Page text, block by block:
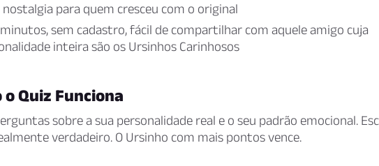
nostalgia para quem cresceu com o original
sem cadastro, fácil de compartilhar com aquele amigo cuja
inteira são os Ursinhos Carinhosos
o Quiz Funciona
sobre a sua personalidade real e o seu padrão emocional.
verdadeiro. O Ursinho com mais pontos vence.